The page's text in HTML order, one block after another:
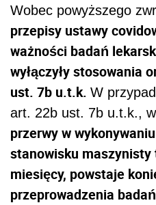
Wobec powyższego
przepisy ustawy
ważności badań
wyłączyły stosowania
ust. 7b u.t.k. W
art. 22b ust. 7b u.t.k.,
przerwy w
stanowisku
miesięcy, powstaje
przeprowadzenia